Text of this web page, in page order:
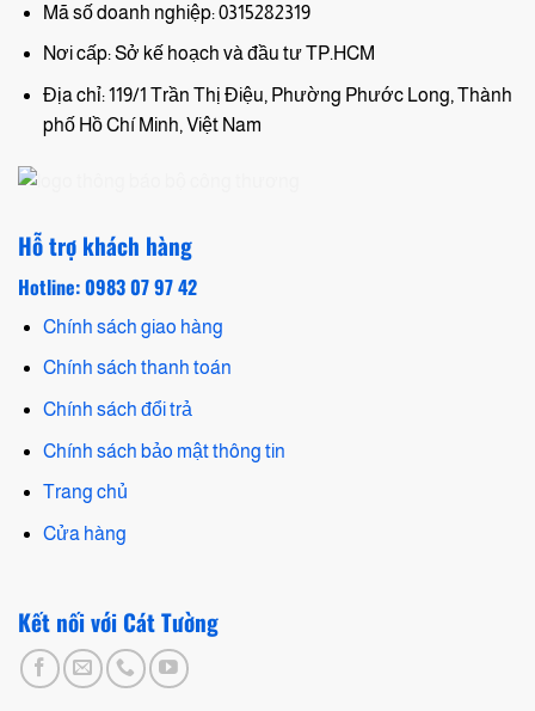
Mã số doanh nghiệp: 0315282319
Nơi cấp: Sở kế hoạch và đầu tư TP.HCM
Địa chỉ: 119/1 Trần Thị Điệu, Phường Phước Long, Thành
phố Hồ Chí Minh, Việt Nam
Hỗ trợ khách hàng
Hotline: 0983 07 97 42
Chính sách giao hàng
Chính sách thanh toán
Chính sách đổi trả
Chính sách bảo mật thông tin
Trang chủ
Cửa hàng
Kết nối với Cát Tường